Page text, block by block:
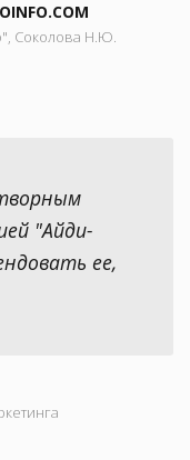
Соколова Н.Ю.
"Айди-
ее,